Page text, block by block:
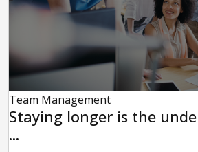
Team Management
Staying longer is the
...